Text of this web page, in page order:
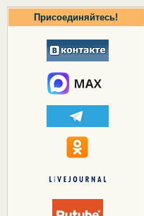
Присоединяйтесь!